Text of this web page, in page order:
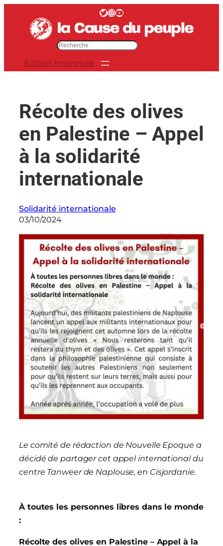
contenu
Twitter InstagramYouTube
e
Édition Imprimée
Récolte des olives
en Palestine – Appel
à la solidarité
internationale
Solidarité internationale
03/10/2024
Le comité de rédaction de Nouvelle Epoque a
décidé de partager cet appel international du
centre Tanweer de Naplouse, en Cisjordanie.
À toutes les personnes libres dans le monde
:
Récolte des olives en Palestine – Appel à la